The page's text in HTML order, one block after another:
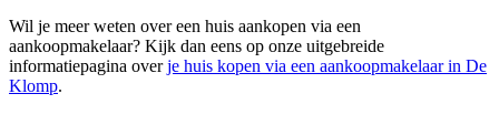
Wil je meer weten over een huis aankopen via een
aankoopmakelaar? Kijk dan eens op onze uitgebreide
informatiepagina overje huis kopen via een aankoopmakelaar in De
Klomp.